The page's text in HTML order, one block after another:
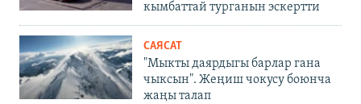
кымбаттай турганын эскертти
САЯСАТ
"Мыкты даярдыгы барлар гана
чыксын". Жеңиш чокусу боюнча
жаңы талап